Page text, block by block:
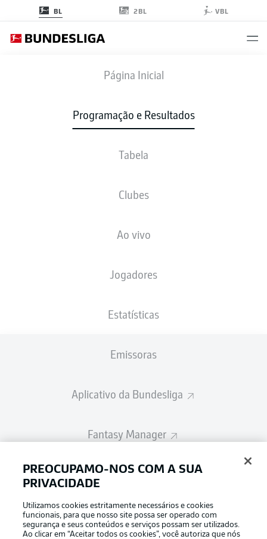
BL 2BL VBL
Página Inicial
Programação e Resultados
Tabela
Clubes
Ao vivo
Jogadores
Estatísticas
Emissoras
Aplicativo da Bundesliga
Fantasy Manager
BUNDESLIGA-GROUP
Escolha seu idioma
Português Modo de visualização
FCA FCU
ESCALAÇÕES
A escalação inicial será divulgada 60
minutos antes do início da partida
PREOCUPAMO-NOS COM A SUA
PRIVACIDADE
Utilizamos cookies estritamente necessários e cookies
funcionais, para que nosso site possa ser operado com
segurança e seus conteúdos e serviços possam ser utilizados.
Ao clicar em “Aceitar todos os cookies”, você autoriza que nós